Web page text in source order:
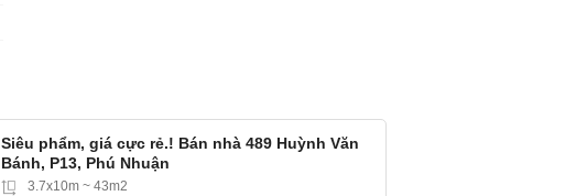
Siêu phẩm, giá cực rẻ.! Bán nhà 489 Huỳnh Văn
Bánh, P13, Phú Nhuận
3.7x10m ~ 43m2